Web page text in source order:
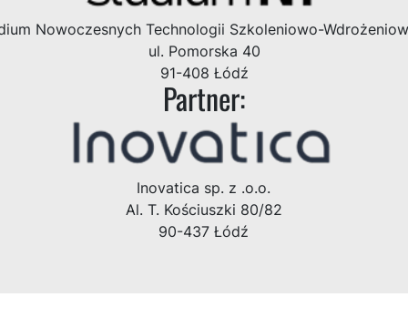
Nowoczesnych Technologii Szkoleniowo-
ul. Pomorska 40
91-408 Łódź
Partner:
Inovatica sp. z .o.o.
Al. T. Kościuszki 80/82
90-437 Łódź